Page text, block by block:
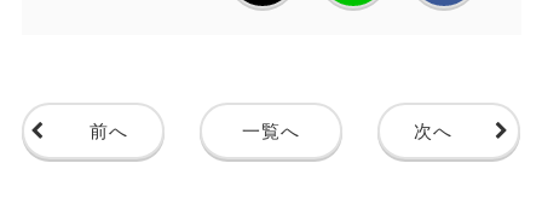
前へ 一覧へ 次へ